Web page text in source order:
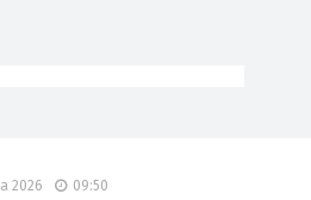
2026 09:50